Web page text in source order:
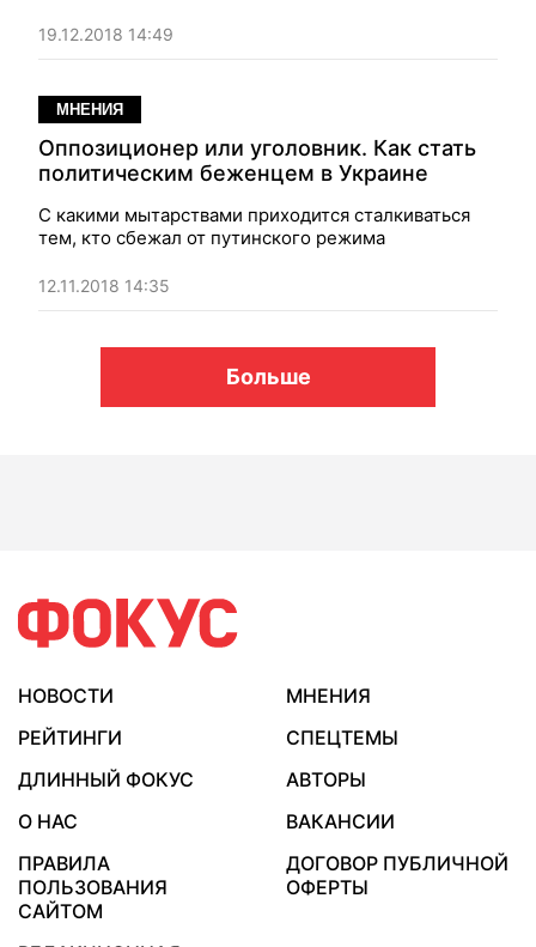
19.12.2018 14:49
МНЕНИЯ
Оппозиционер или уголовник. Как стать
политическим беженцем в Украине
С какими мытарствами приходится сталкиваться
тем, кто сбежал от путинского режима
12.11.2018 14:35
Больше
НОВОСТИ
МНЕНИЯ
РЕЙТИНГИ
СПЕЦТЕМЫ
ДЛИННЫЙ ФОКУС
АВТОРЫ
О НАС
ВАКАНСИИ
ПРАВИЛА
ПОЛЬЗОВАНИЯ
САЙТОМ
ДОГОВОР ПУБЛИЧНОЙ
ОФЕРТЫ